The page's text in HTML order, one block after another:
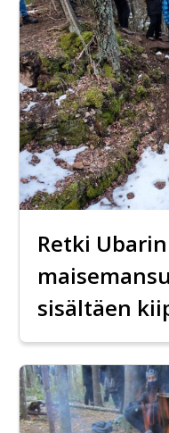
Retki Ubarin
sisältäen